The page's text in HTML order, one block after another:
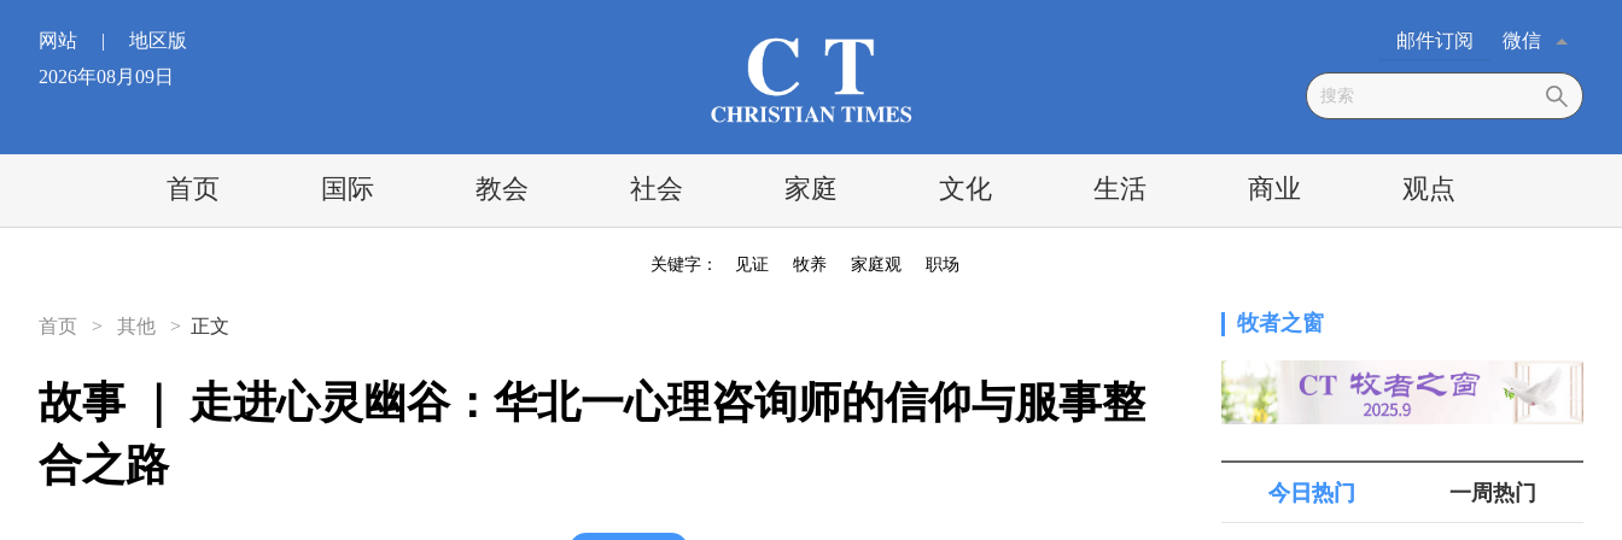
网站 |
地区版
2026年08月09日
微信
邮件订阅
首页 国际 教会 社会 家庭 文化 生活 商业 观点
关键字： 见证 牧养 家庭观 职场
首页 > 其他 > 正文
故事 ｜ 走进心灵幽谷：华北一心理咨询师的信仰与服事整
合之路
牧者之窗
今日热门 一周热门